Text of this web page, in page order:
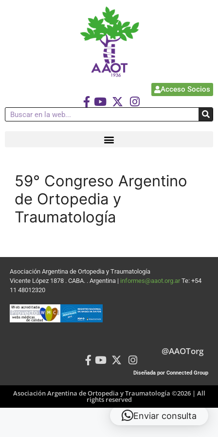
Acceso Socios
59° Congreso Argentino
de Ortopedia y
Traumatología
Asociación Argentina de Ortopedia y Traumatología
Vicente López 1878 . CABA. . Argentina | informes@aaot.org.ar Te: +54
11 48012320
@AAOTorg
Diseñada por Connected Group
Asociación Argentina de Ortopedia y Traumatología ©2026 | All
rights reserved
Enviar consulta